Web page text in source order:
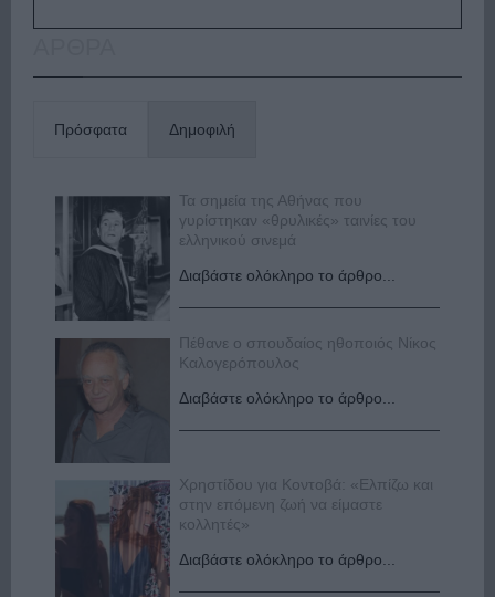
Πρόσφατα Δημοφιλή
Τα σημεία της Αθήνας που
γυρίστηκαν «θρυλικές» ταινίες του
ελληνικού σινεμά
Διαβάστε ολόκληρο το άρθρο...
Πέθανε ο σπουδαίος ηθοποιός Νίκος
Καλογερόπουλος
Διαβάστε ολόκληρο το άρθρο...
Χρηστίδου για Κοντοβά: «Ελπίζω και
στην επόμενη ζωή να είμαστε
κολλητές»
Διαβάστε ολόκληρο το άρθρο...